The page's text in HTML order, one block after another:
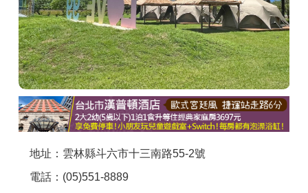
討論區
聯絡我們
APP下載
地址：雲林縣斗六市十三南路55-2號
電話：(05)551-8889